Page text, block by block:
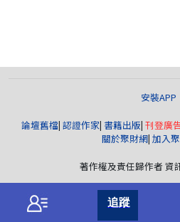
安裝APP
論壇舊檔| 認證作家| 書籍出版| 刊登廣
關於聚財網| 加入
著作權及責任歸作者 資
版權所有©